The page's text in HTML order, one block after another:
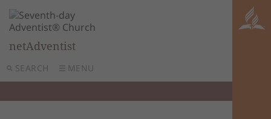
SEARCH MENU
netAdventist